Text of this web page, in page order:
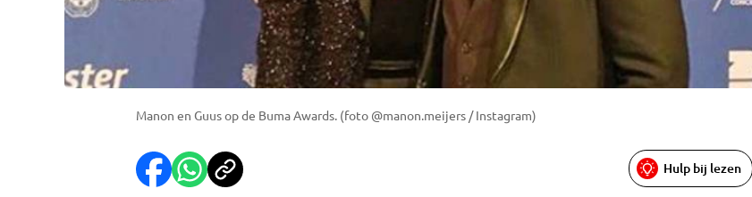
Manon en Guus op de Buma Awards. (foto @manon.meijers / Instagram)
Hulp bij lezen